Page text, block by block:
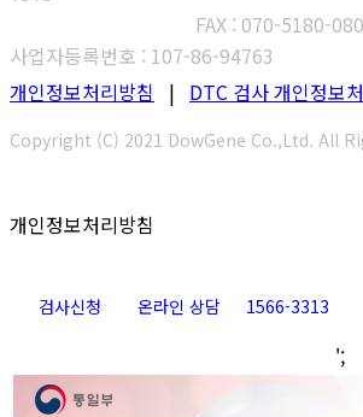
FAX : 070-5180-
사업자등록번호 : 107-86-94763
개인정보처리방침 | DTC 검사 개인정보
Copyright (C) 2021 DowGene Co.,Ltd. All
개인정보처리방침
검사신청 온라인 상담 1566-3313
Go
';